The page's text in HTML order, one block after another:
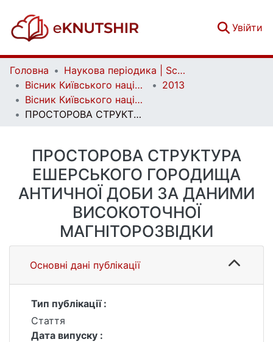
Увійти
Головна
Наукова періодика | Scientific periodicals
Вісник Київського національного університету імені Тараса Шевченка. Геологія | Visnyk of Taras Shevchenko National University of Kyiv. Geology
2013
Вісник Київського національного університету імені Тараса Шевченка. Геологія. 1(60)
ПРОСТОРОВА СТРУКТУРА ЕШЕРСЬКОГО ГОРОДИЩА АНТИЧНОЇ ДОБИ ЗА ДАНИМИ ВИСОКОТОЧНОЇ МАГНІТОРОЗВІДКИ
ПРОСТОРОВА СТРУКТУРА
ЕШЕРСЬКОГО ГОРОДИЩА
АНТИЧНОЇ ДОБИ ЗА ДАНИМИ
ВИСОКОТОЧНОЇ
МАГНІТОРОЗВІДКИ
Основні дані публікації
Тип публікації :
Стаття
Дата випуску :